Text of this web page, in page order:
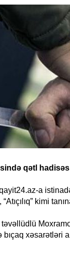
qətl
a
“Atıçılıq” kimi
bıçaq xəsarətləri